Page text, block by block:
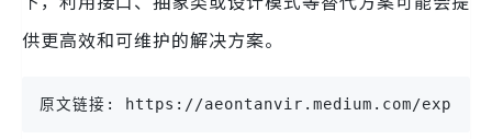
供更高效和可维护的解决方案。
原文链接: https://aeontanvir.medium.com/